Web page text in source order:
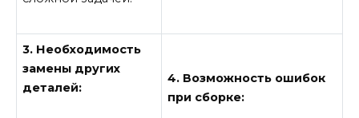
3. Необходимость
замены других
деталей:
4. Возможность ошибок
при сборке: